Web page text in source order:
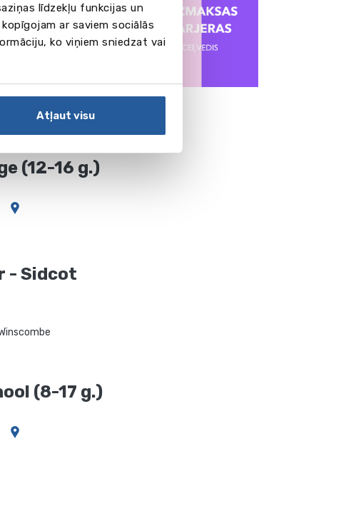
līdzekļu funkcijas un
ar saviem sociālās
ko viņiem sniedzat vai
Atļaut visu
College (8-
(12-16 g.)
- Sidcot
(8-17 g.)